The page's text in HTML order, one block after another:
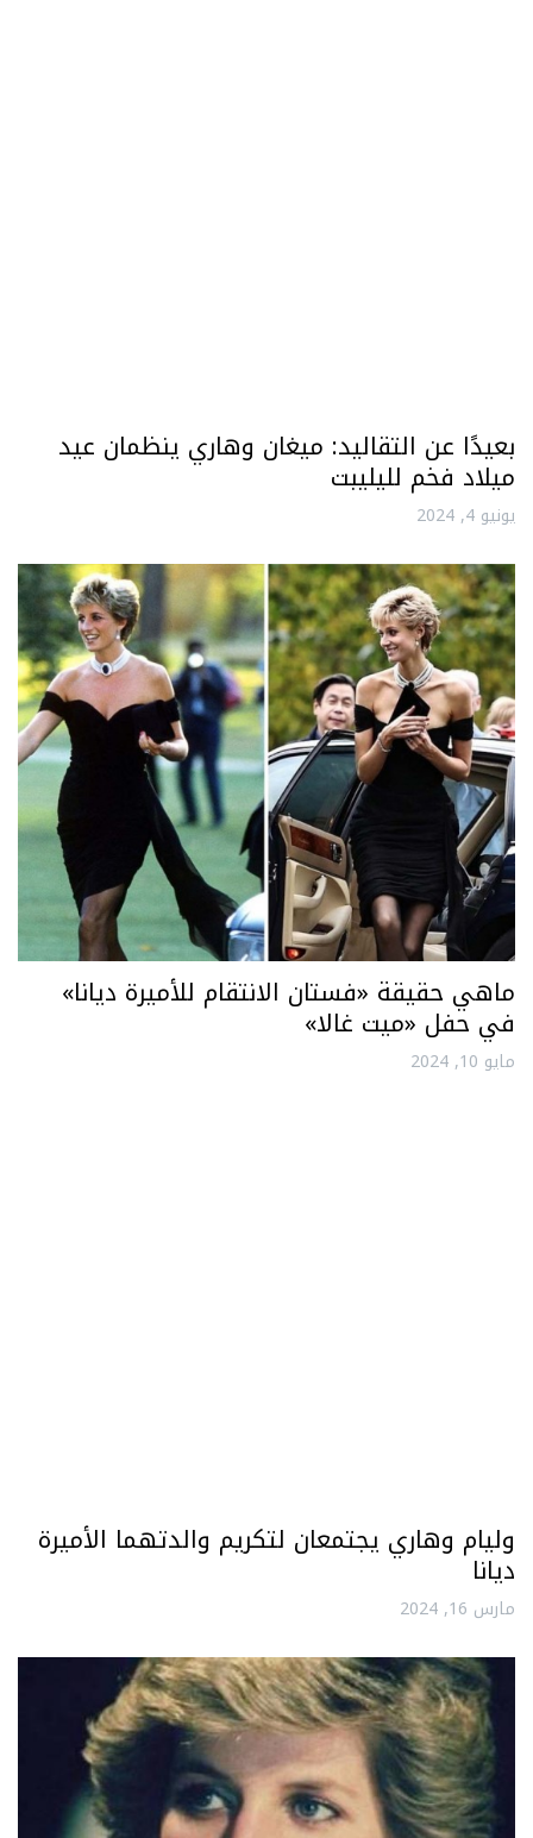
بعيدًا عن التقاليد: ميغان وهاري ينظمان عيد
ميلاد فخم لليليبت
يونيو 4, 2024
ماهي حقيقة «فستان الانتقام للأميرة ديانا»
في حفل «ميت غالا»
مايو 10, 2024
وليام وهاري يجتمعان لتكريم والدتهما الأميرة
ديانا
مارس 16, 2024